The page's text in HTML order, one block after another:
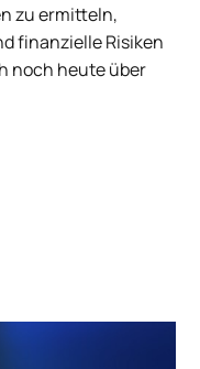
zu ermitteln,
finanzielle Risiken
noch heute über